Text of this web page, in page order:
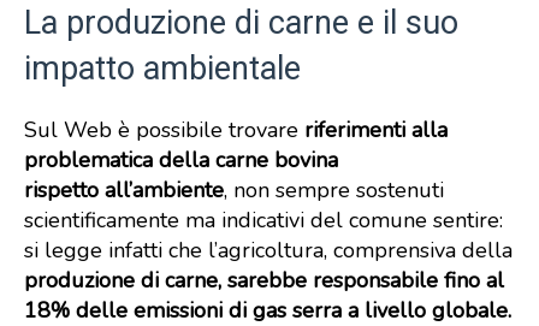
La produzione di carne e il suo
impatto ambientale
Sul Web è possibile trovare riferimenti alla
problematica della carne bovina
rispetto all’ambiente, non sempre sostenuti
scientificamente ma indicativi del comune sentire:
si legge infatti che l’agricoltura, comprensiva della
produzione di carne, sarebbe responsabile fino al
18% delle emissioni di gas serra a livello globale.